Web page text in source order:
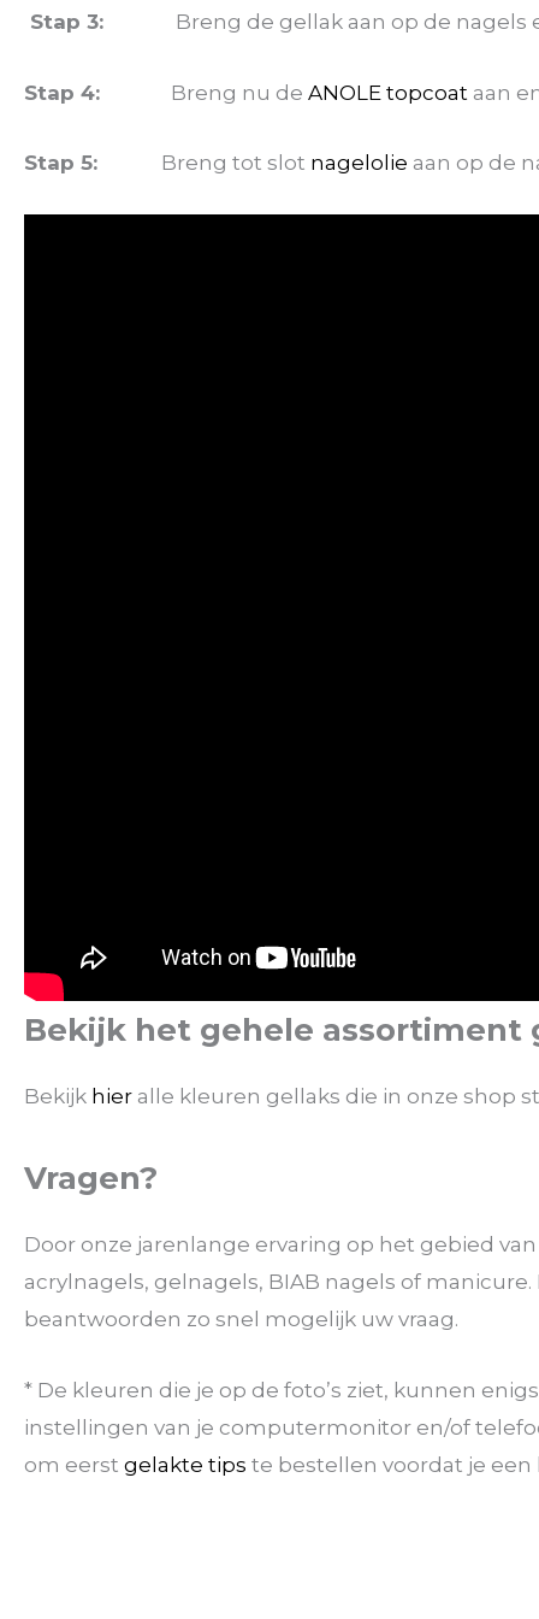
Stap 3: Breng de gellak aan op de
Stap 4: Breng nu de ANOLE topcoat aan
Stap 5: Breng tot slot nagelolie aan op de
Bekijk het gehele assortiment
Bekijk hier alle kleuren gellaks die in onze shop
Vragen?
Door onze jarenlange ervaring op het gebied
acrylnagels, gelnagels, BIAB nagels of
beantwoorden zo snel mogelijk uw vraag.
* De kleuren die je op de foto’s ziet, kunnen
instellingen van je computermonitor en/of
om eerst gelakte tips te bestellen voordat je een